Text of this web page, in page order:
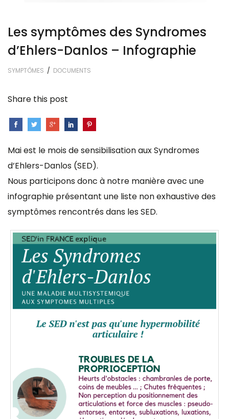
Les symptômes des Syndromes
d’Ehlers-Danlos – Infographie
SYMPTÔMES / DOCUMENTS
Share this post
Mai est le mois de sensibilisation aux Syndromes
d’Ehlers-Danlos (SED).
Nous participons donc à notre manière avec une
infographie présentant une liste non exhaustive des
symptômes rencontrés dans les SED.